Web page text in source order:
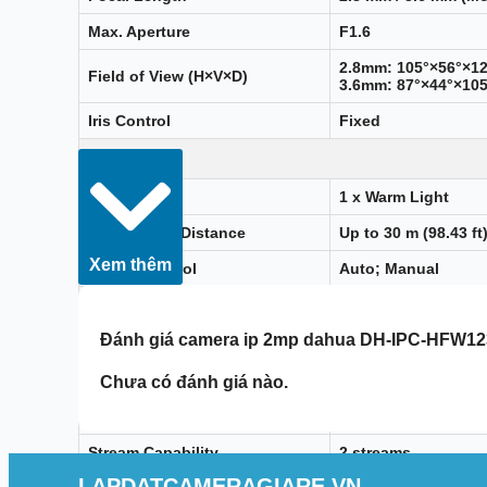
Max. Aperture F1.6
Field of View (H×V×D)
2.8mm:
3.6mm:
Iris Control Fixed
Type 1 x Warm Light
Illumination Distance Up to 30 m (98.43 ft)
On/Off Control Auto; Manual
Video Compression H.265; H.264;
Smart Codec
Stream Capability 2 streams
Xem thêm
Đánh giá camera ip 2mp dahua DH-IPC-
Chưa có đánh giá nào.